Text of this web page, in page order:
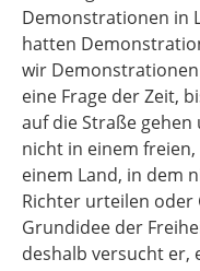
Demonstrationen in
hatten
wir
eine Frage der Zeit,
auf die Straße
nicht in einem
einem Land, in dem
Richter urteilen oder
Grundidee der
deshalb versucht er,